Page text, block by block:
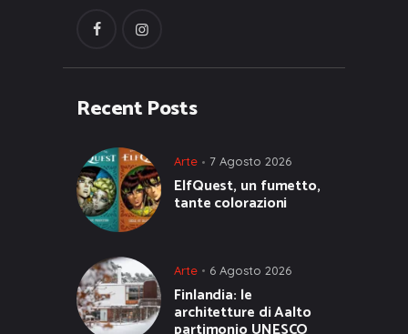
Recent Posts
Arte 7 Agosto 2026
ElfQuest, un fumetto,
tante colorazioni
Arte 6 Agosto 2026
Finlandia: le
architetture di Aalto